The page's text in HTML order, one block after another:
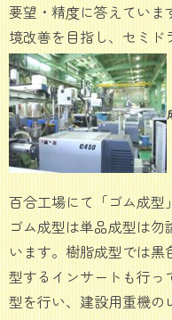
要望・精度に答えてい
境改善を目指し、セミ
百合工場にて「ゴム成型
ゴム成型は単品成型は
います。樹脂成型では
型するインサートも行
型を行い、建設用重機の